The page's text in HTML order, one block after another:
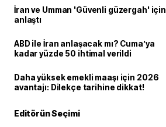
İran ve Umman 'Güvenli güzergah' için
anlaştı
ABD ile İran anlaşacak mı? Cuma’ya
kadar yüzde 50 ihtimal verildi
Daha yüksek emekli maaşı için 2026
avantajı: Dilekçe tarihine dikkat!
Editörün Seçimi